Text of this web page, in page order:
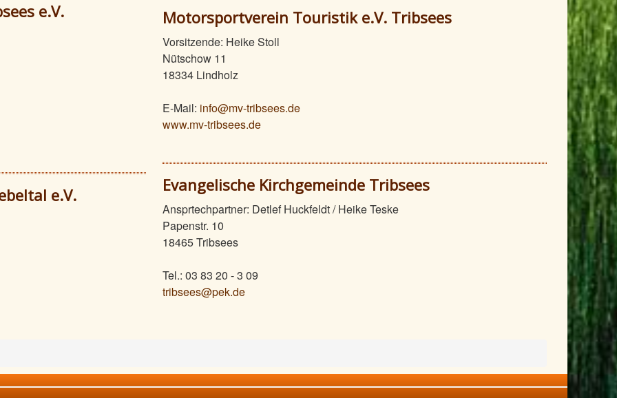
e.V.
e.V.
Motorsportverein Touristik e.V. Tribsees
Vorsitzende: Heike Stoll
Nütschow 11
18334 Lindholz
E-Mail: info@mv-tribsees.de
www.mv-tribsees.de
Evangelische Kirchgemeinde Tribsees
Ansprtechpartner: Detlef Huckfeldt / Heike Teske
Papenstr. 10
18465 Tribsees
Tel.: 03 83 20 - 3 09
tribsees@pek.de